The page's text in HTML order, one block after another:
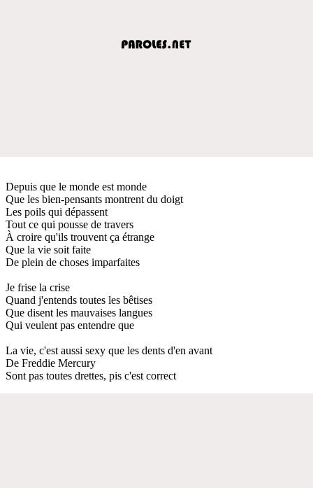
Depuis que le monde est monde
Que les bien-pensants montrent du doigt
Les poils qui dépassent
Tout ce qui pousse de travers
À croire qu'ils trouvent ça étrange
Que la vie soit faite
De plein de choses imparfaites
Je frise la crise
Quand j'entends toutes les bêtises
Que disent les mauvaises langues
Qui veulent pas entendre que
La vie, c'est aussi sexy que les dents d'en avant
De Freddie Mercury
Sont pas toutes drettes, pis c'est correct